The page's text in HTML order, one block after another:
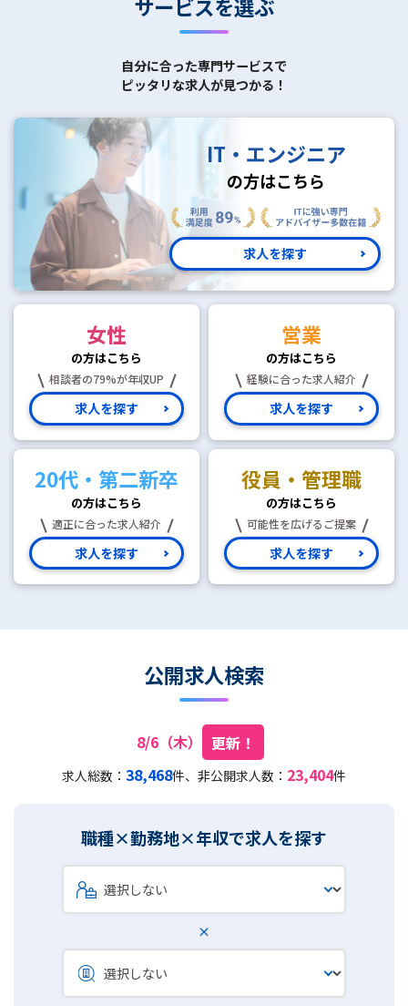
サービスを選ぶ
自分に合った専門サービスで
ピッタリな求人が見つかる！
IT・エンジニア
の方はこちら
求人を探す
女性
の方はこちら
相談者の79%が年収UP
求人を探す
営業
の方はこちら
経験に合った求人紹介
求人を探す
20代・第二新卒
の方はこちら
適正に合った求人紹介
求人を探す
役員・管理職
の方はこちら
可能性を広げるご提案
求人を探す
公開求人検索
8/6（木） 更新！
求人総数： 38,468件、非公開求人数： 23,404件
職種×勤務地×年収で求人を探す
×